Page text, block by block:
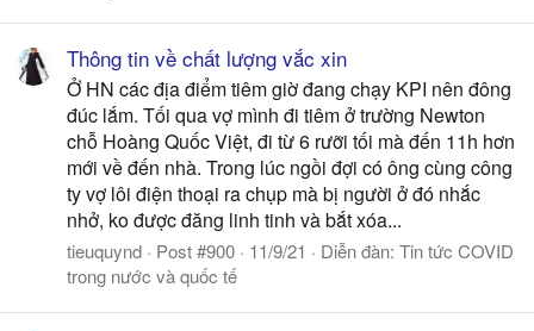
Thông tin về chất lượng vắc xin
Ở HN các địa điểm tiêm giờ đang chạy KPI nên đông
đúc lắm. Tối qua vợ mình đi tiêm ở trường Newton
chỗ Hoàng Quốc Việt, đi từ 6 rưỡi tối mà đến 11h hơn
mới về đến nhà. Trong lúc ngồi đợi có ông cùng công
ty vợ lôi điện thoại ra chụp mà bị người ở đó nhắc
nhở, ko được đăng linh tinh và bắt xóa...
tieuquynd Post #900 11/9/21 Diễn đàn: Tin tức COVID
trong nước và quốc tế